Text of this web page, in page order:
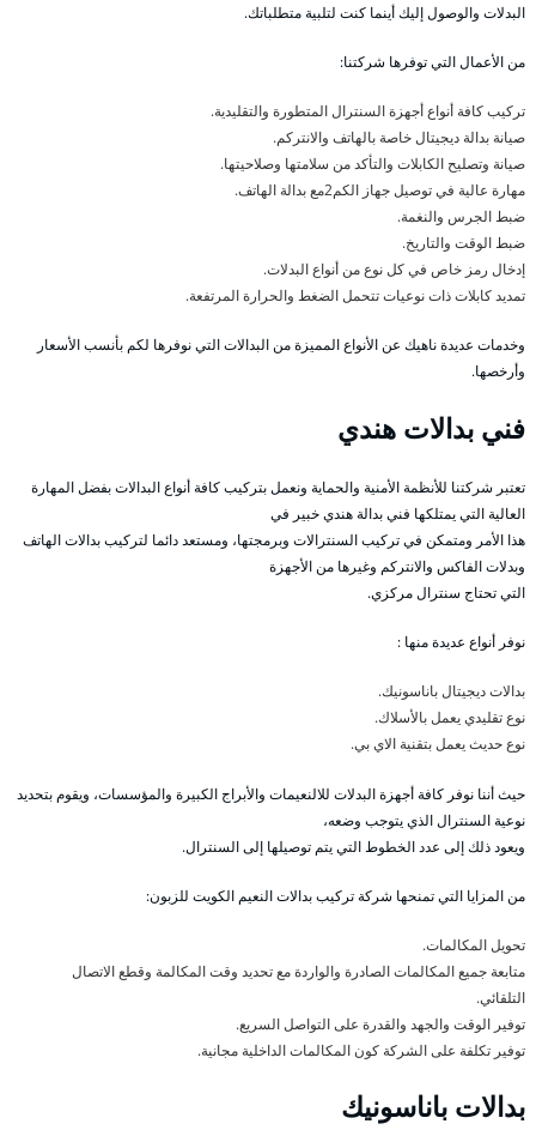
البدلات والوصول إليك أينما كنت لتلبية متطلباتك.
من الأعمال التي توفرها شركتنا:
تركيب كافة أنواع أجهزة السنترال المتطورة والتقليدية.
صيانة بدالة ديجيتال خاصة بالهاتف والانتركم.
صيانة وتصليح الكابلات والتأكد من سلامتها وصلاحيتها.
مهارة عالية في توصيل جهاز الكم2مع بدالة الهاتف.
ضبط الجرس والنغمة.
ضبط الوقت والتاريخ.
إدخال رمز خاص في كل نوع من أنواع البدلات.
تمديد كابلات ذات نوعيات تتحمل الضغط والحرارة المرتفعة.
وخدمات عديدة ناهيك عن الأنواع المميزة من البدالات التي نوفرها لكم بأنسب الأسعار
وأرخصها.
فني بدالات هندي
تعتبر شركتنا للأنظمة الأمنية والحماية ونعمل بتركيب كافة أنواع البدالات بفضل المهارة
العالية التي يمتلكها فني بدالة هندي خبير في
هذا الأمر ومتمكن في تركيب السنترالات وبرمجتها، ومستعد دائما لتركيب بدالات الهاتف
وبدلات الفاكس والانتركم وغيرها من الأجهزة
التي تحتاج سنترال مركزي.
نوفر أنواع عديدة منها :
بدالات ديجيتال باناسونيك.
نوع تقليدي يعمل بالأسلاك.
نوع حديث يعمل بتقنية الاي بي.
حيث أننا نوفر كافة أجهزة البدلات للالنعيمات والأبراج الكبيرة والمؤسسات، ويقوم بتحديد
نوعية السنترال الذي يتوجب وضعه،
ويعود ذلك إلى عدد الخطوط التي يتم توصيلها إلى السنترال.
من المزايا التي تمنحها شركة تركيب بدالات النعيم الكويت للزبون:
تحويل المكالمات.
متابعة جميع المكالمات الصادرة والواردة مع تحديد وقت المكالمة وقطع الاتصال
التلقائي.
توفير الوقت والجهد والقدرة على التواصل السريع.
توفير تكلفة على الشركة كون المكالمات الداخلية مجانية.
بدالات باناسونيك